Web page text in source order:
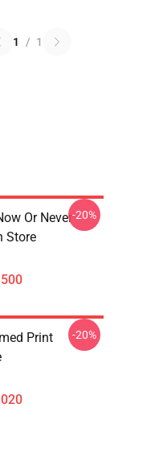
1 / 1
Or Never
Store
-20%
Print
-20%